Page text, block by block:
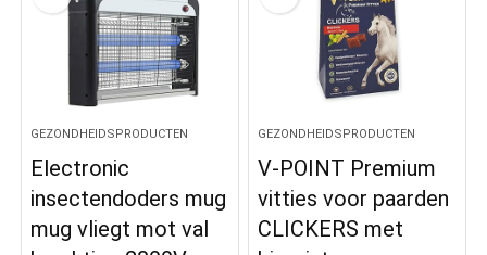
GEZONDHEIDSPRODUCTEN
Electronic
insectendoders mug
mug vliegt mot val
GEZONDHEIDSPRODUCTEN
V-POINT Premium
vitties voor paarden
CLICKERS met